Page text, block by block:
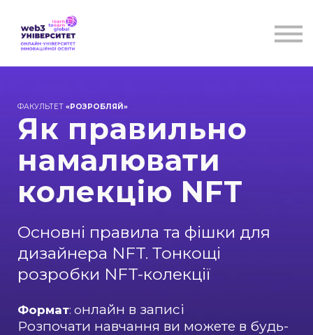
Блог
ФАКУЛЬТЕТ «РОЗРОБЛЯЙ»
Як правильно
намалювати
колекцію NFT
Основні правила та фішки для
дизайнера NFT. Тонкощі
розробки NFT-колекції
Формат: онлайн в записі
Розпочати навчання ви можете в будь-